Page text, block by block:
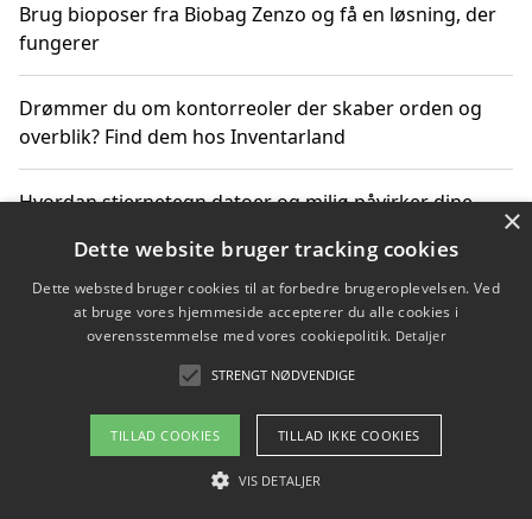
Brug bioposer fra Biobag Zenzo og få en løsning, der
fungerer
Drømmer du om kontorreoler der skaber orden og
overblik? Find dem hos Inventarland
Hvordan stjernetegn datoer og miljø påvirker dine
Bæredygtige gadgets til en grønnere hverdag
Om / kontakt
Blog Betingelser
×
Dette website bruger tracking cookies
Dette websted bruger cookies til at forbedre brugeroplevelsen. Ved
at bruge vores hjemmeside accepterer du alle cookies i
overensstemmelse med vores cookiepolitik. Detaljer
STRENGT NØDVENDIGE
TILLAD COOKIES TILLAD IKKE COOKIES
VIS DETALJER